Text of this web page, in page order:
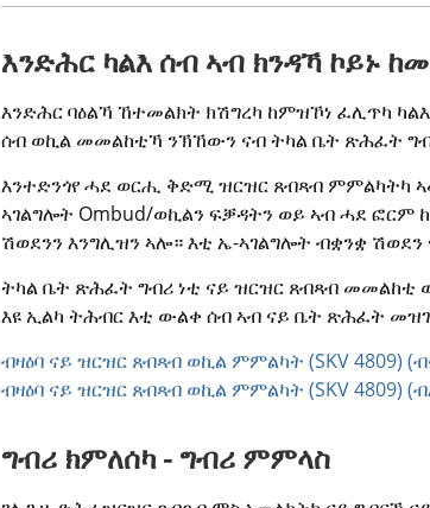
እንድሕር ካልእ ሰብ ኣብ ክንዳኻ ኮይኑ
እንድሕር ባዕልኻ ኸተመልክት ክሽግረካ ከምዝኾነ ፈሊጥካ
ሰብ ወኪል መመልከቲኻ ንኽኸውን ናብ ትካል ቤት ጽሕፈት
እንተድንጎየ ሓደ ወርሒ ቅድሚ ዝርዝር ጸብጻብ ምምልካትካ
ኣገልግሎት Ombud/ወኪልን ፍቓዳትን ወይ ኣብ ሓደ
ሽወደንን እንግሊዝን ኣሎ። እቲ ኤ-ኣገልግሎት ብቋንቋ ሽወደን
ትካል ቤት ጽሕፈት ግብሪ ነቲ ናይ ዝርዝር ጸብጻብ መመልከቲ
እዩ ኢልካ ትሕብር እቲ ውልቀ ሰብ ኣብ ናይ ቤት ጽሕፈት
ብዛዕባ ናይ ዝርዝር ጸብጻብ ወኪል ምምልካት (SKV 4809)
ብዛዕባ ናይ ዝርዝር ጸብጻብ ወኪል ምምልካት (SKV 4809)
ግብሪ ክምለሰካ - ግብሪ ምምላስ